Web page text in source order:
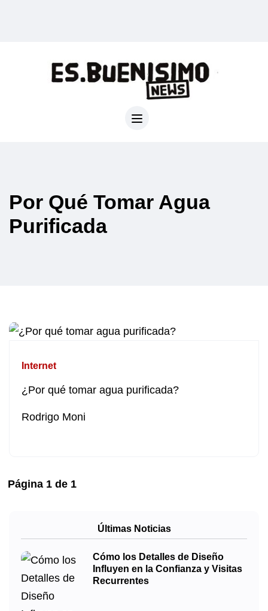
Por Qué Tomar Agua
Purificada
Internet
¿Por qué tomar agua purificada?
Rodrigo Moni
Página 1 de 1
Últimas Noticias
Cómo los Detalles de Diseño
Influyen en la Confianza y Visitas
Recurrentes